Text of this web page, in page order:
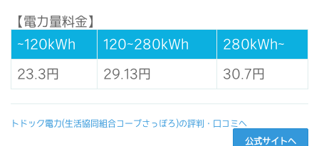
【電力量料金】
~120kWh
120~280kWh 280kWh~
23.3円 29.13円 30.7円
トドック電力(生活協同組合コープさっぽろ)の評判・口コミへ
公式サイトへ